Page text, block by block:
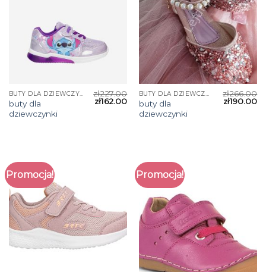
buty dla
dziewczynki
zł227.00
zł162.00
buty dla
dziewczynki
zł266.00
zł190.00
Promocja! Promocja!